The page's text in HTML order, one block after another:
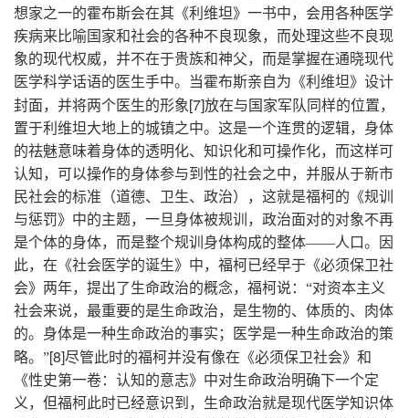
想家之一的霍布斯会在其《利维坦》一书中，会用各种医学
疾病来比喻国家和社会的各种不良现象，而处理这些不良现
象的现代权威，并不在于贵族和神父，而是掌握在通晓现代
医学科学话语的医生手中。当霍布斯亲自为《利维坦》设计
封面，并将两个医生的形象[7]放在与国家军队同样的位置，
置于利维坦大地上的城镇之中。这是一个连贯的逻辑，身体
的祛魅意味着身体的透明化、知识化和可操作化，而这样可
认知，可以操作的身体参与到性的社会之中，并服从于新市
民社会的标准（道德、卫生、政治），这就是福柯的《规训
与惩罚》中的主题，一旦身体被规训，政治面对的对象不再
是个体的身体，而是整个规训身体构成的整体——人口。因
此，在《社会医学的诞生》中，福柯已经早于《必须保卫社
会》两年，提出了生命政治的概念，福柯说：“对资本主义
社会来说，最重要的是生命政治，是生物的、体质的、肉体
的。身体是一种生命政治的事实；医学是一种生命政治的策
略。”[8]尽管此时的福柯并没有像在《必须保卫社会》和
《性史第一卷：认知的意志》中对生命政治明确下一个定
义，但福柯此时已经意识到，生命政治就是现代医学知识体